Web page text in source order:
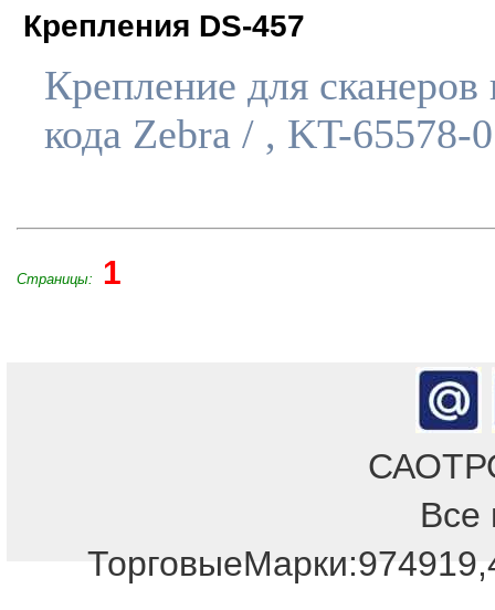
Крепления DS-457
Крепление для
кода Zebra / , KT-65578-
Страницы: 1
Все